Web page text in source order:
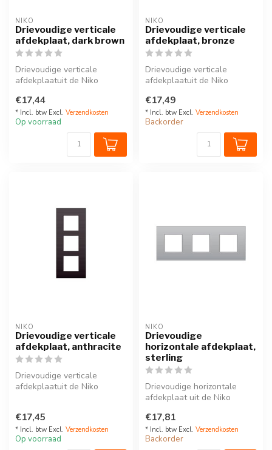
NIKO
Drievoudige verticale
afdekplaat, dark brown
Drievoudige verticale
afdekplaatuit de Niko
brown.Dez...
€17,44
* Incl. btw Excl. Verzendkosten
Op voorraad
NIKO
Drievoudige verticale
afdekplaat, bronze
Drievoudige verticale
afdekplaatuit de Niko
bronze.Deze ve...
€17,49
* Incl. btw Excl. Verzendkosten
Backorder
NIKO
Drievoudige verticale
afdekplaat, anthracite
Drievoudige verticale
afdekplaatuit de Niko
€17,45
* Incl. btw Excl. Verzendkosten
Op voorraad
NIKO
Drievoudige
horizontale afdekplaat,
sterling
Drievoudige horizontale
afdekplaat uit de Niko
D...
€17,81
* Incl. btw Excl. Verzendkosten
Backorder